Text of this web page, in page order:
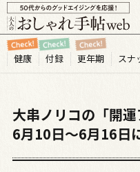
健康 付録 更年期 スナ
大串ノリコの「開運
6月10日～6月16日